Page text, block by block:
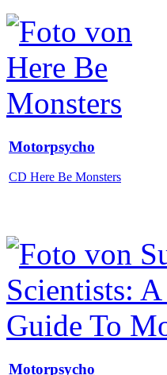
Motorpsycho
CD Here Be Monsters
Motorpsycho